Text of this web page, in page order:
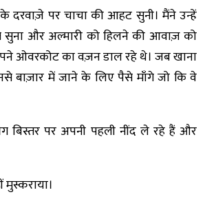
दरवाज़े पर चाचा की आहट सुनी। मैंने उन्हें
और अल्मारी को हिलने की आवाज़ को
ओवरकोट का वज़न डाल रहे थे। जब खाना
बाज़ार में जाने के लिए पैसे माँगे जो कि वे
बिस्तर पर अपनी पहली नींद ले रहे हैं और